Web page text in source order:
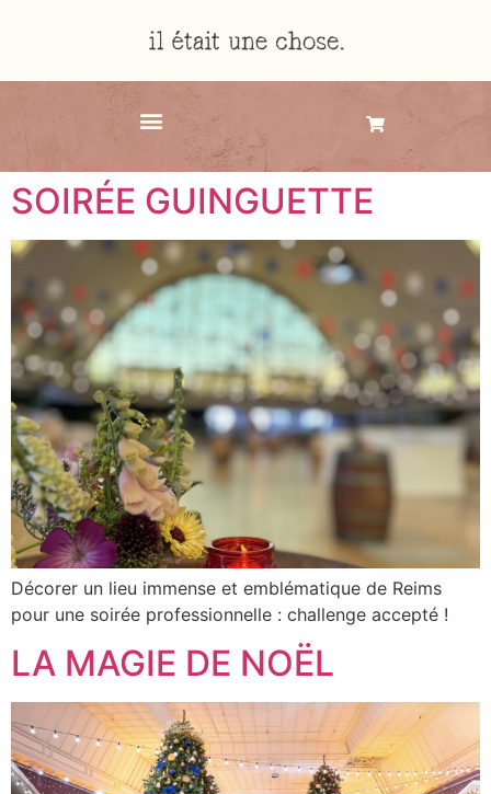
SOIRÉE GUINGUETTE
Décorer un lieu immense et emblématique de Reims
pour une soirée professionnelle : challenge accepté !
LA MAGIE DE NOËL